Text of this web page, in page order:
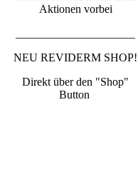
Aktionen vorbei
NEU REVIDERM SHOP!
Direkt über den "Shop"
Button